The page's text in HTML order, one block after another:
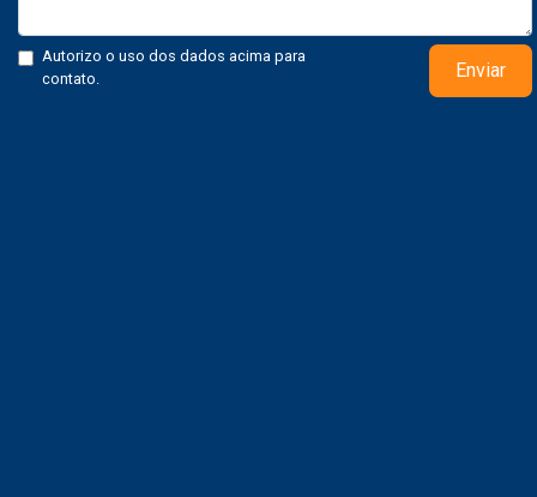
Autorizo o uso dos dados acima para
contato.
Enviar